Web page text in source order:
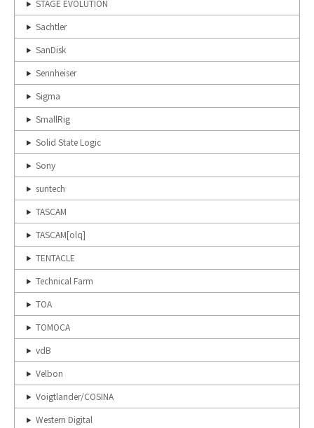
STAGE EVOLUTION
Sachtler
SanDisk
Sennheiser
Sigma
SmallRig
Solid State Logic
Sony
suntech
TASCAM
TASCAM[olq]
TENTACLE
Technical Farm
TOA
TOMOCA
vdB
Velbon
Voigtlander/COSINA
Western Digital